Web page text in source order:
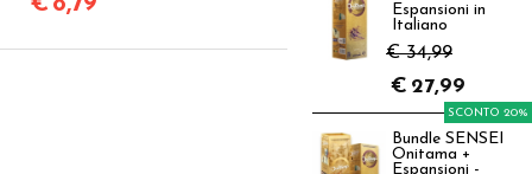
Espansioni in
Italiano
€ 34,99
€ 27,99
Bundle SENSEI
Onitama +
Espansioni -
SCONTO 20%